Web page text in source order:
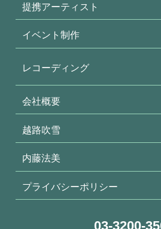
提携アーティスト
イベント制作
レコーディング
会社概要
越路吹雪
内藤法美
プライバシーポリシー
03-3200-